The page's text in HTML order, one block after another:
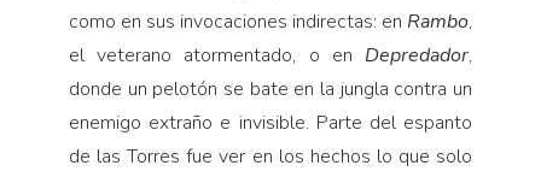
como en sus invocaciones indirectas: en Rambo,
el veterano atormentado, o en Depredador,
donde un pelotón se bate en la jungla contra un
enemigo extraño e invisible. Parte del espanto
de las Torres fue ver en los hechos lo que solo